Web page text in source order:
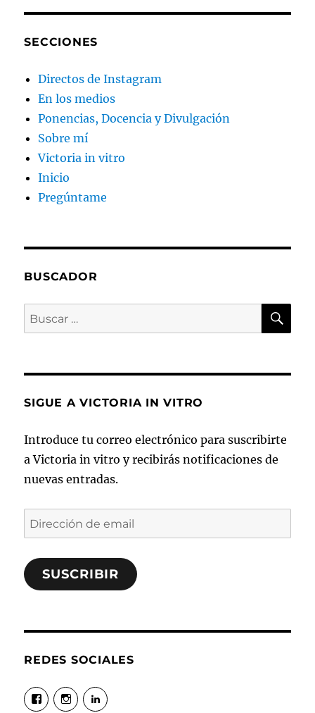
SECCIONES
Directos de Instagram
En los medios
Ponencias, Docencia y Divulgación
Sobre mí
Victoria in vitro
Inicio
Pregúntame
BUSCADOR
Buscar
por:
SIGUE A VICTORIA IN VITRO
Introduce tu correo electrónico para suscribirte
a Victoria in vitro y recibirás notificaciones de
nuevas entradas.
Dirección
de
email
SUSCRIBIR
REDES SOCIALES
Ver
perfil
Ver
perfil
Ver
perfil